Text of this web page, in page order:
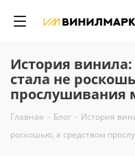
История
стала не
прослушивания
Главная - Блог - История
роскошью, а средством